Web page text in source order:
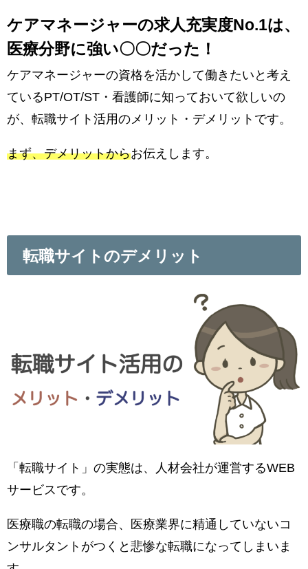
ケアマネージャーの求人充実度No.1は、
医療分野に強い〇〇だった！
ケアマネージャーの資格を活かして働きたいと考え
ているPT/OT/ST・看護師に知っておいて欲しいの
が、転職サイト活用のメリット・デメリットです。
まず、デメリットからお伝えします。
転職サイトのデメリット
「転職サイト」の実態は、人材会社が運営するWEB
サービスです。
医療職の転職の場合、医療業界に精通していないコ
ンサルタントがつくと悲惨な転職になってしまいま